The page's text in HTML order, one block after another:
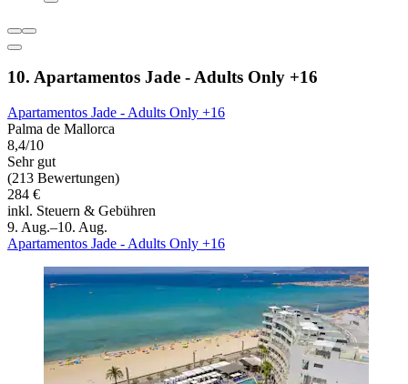
10. Apartamentos Jade - Adults Only +16
Apartamentos Jade - Adults Only +16
Palma de Mallorca
8,4/10
Sehr gut
(213 Bewertungen)
284 €
inkl. Steuern & Gebühren
9. Aug.–10. Aug.
Apartamentos Jade - Adults Only +16